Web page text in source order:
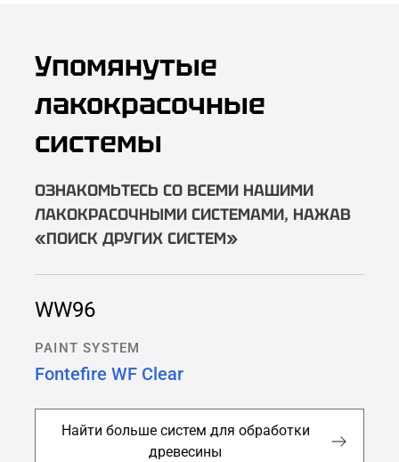
Упомянутые
лакокрасочные
системы
ОЗНАКОМЬТЕСЬ СО ВСЕМИ НАШИМИ
ЛАКОКРАСОЧНЫМИ СИСТЕМАМИ, НАЖАВ
«ПОИСК ДРУГИХ СИСТЕМ»
WW96
PAINT SYSTEM
Fontefire WF Clear
Найти больше систем для обработки
древесины